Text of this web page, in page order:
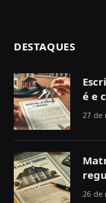
DESTAQUES
é e
27 de
26 de